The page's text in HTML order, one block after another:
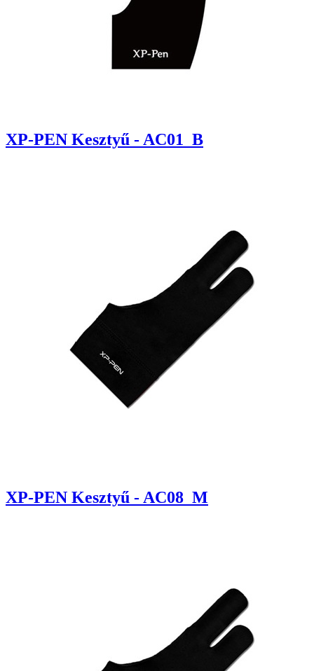
XP-PEN Kesztyű - AC01_B
XP-PEN Kesztyű - AC08_M